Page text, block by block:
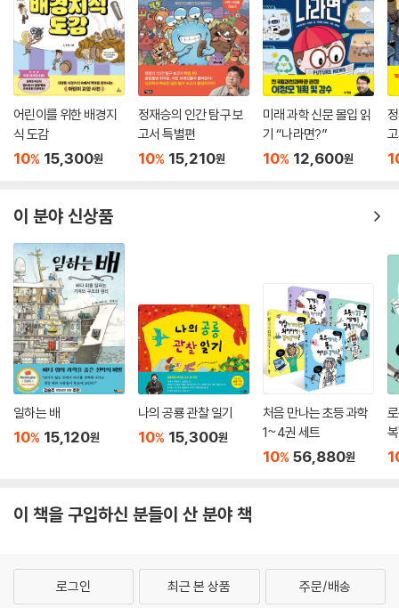
어린이를 위한 배경지
식 도감
10% 15,300원
정재승의 인간 탐구 보
고서 특별편
10% 15,210원
미래 과학 신문 몰입 읽
기 “나라면?”
10% 12,600원
이 분야 신상품
일하는 배
10% 15,120원
나의 공룡 관찰 일기
10% 15,300원
처음 만나는 초등 과학
1~4권 세트
10% 56,880원
이 책을 구입하신 분들이 산 분야 책
로그인 최근 본 상품 주문/배송